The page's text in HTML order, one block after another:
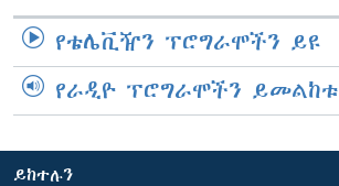
የቴሌቪዥን ፕሮግራሞችን ይዩ
የራዲዮ ፕሮግራሞችን ይመልከቱ
ይከተሉን